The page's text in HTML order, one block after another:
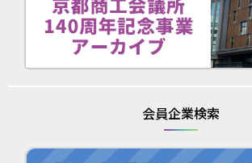
会員企業検索